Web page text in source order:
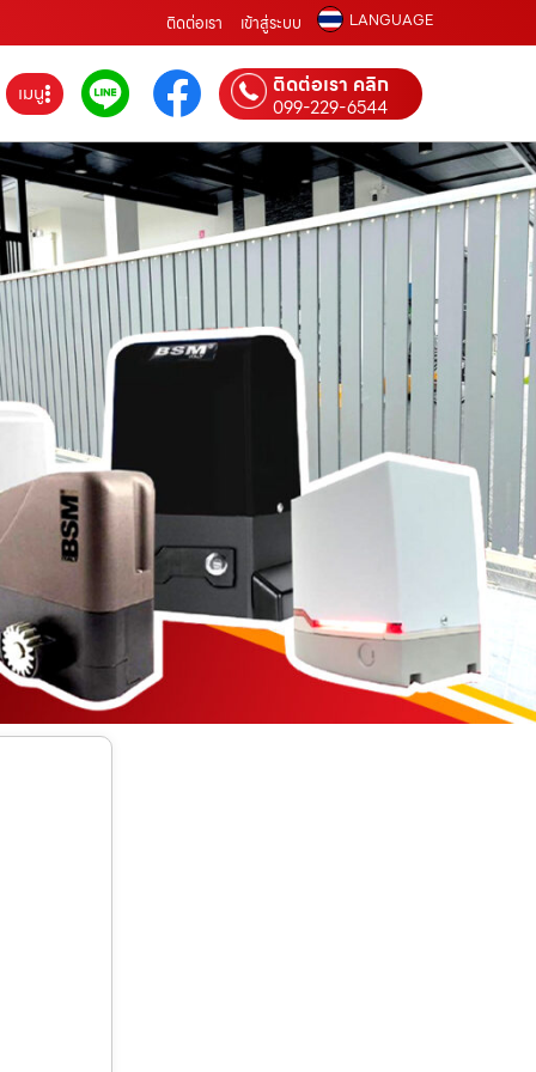
ติดต่อเรา เข้าสู่ระบบ LANGUAGE
เมนู ติดต่อเรา คลิก
099-229-6544